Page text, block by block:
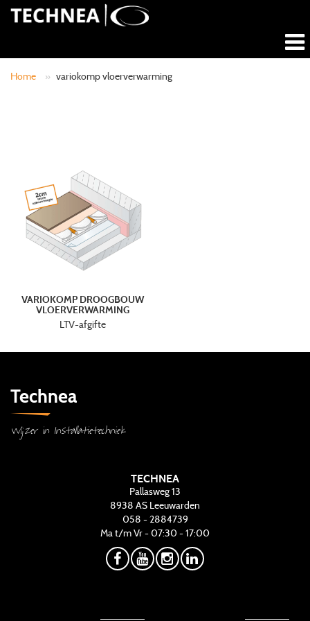
Home » variokomp vloerverwarming
VARIOKOMP DROOGBOUW
VLOERVERWARMING
LTV-afgifte
Technea
Wijzer in Installatietechniek
TECHNEA
Pallasweg 13
8938 AS Leeuwarden
058 - 2884739
Ma t/m Vr - 07:30 - 17:00